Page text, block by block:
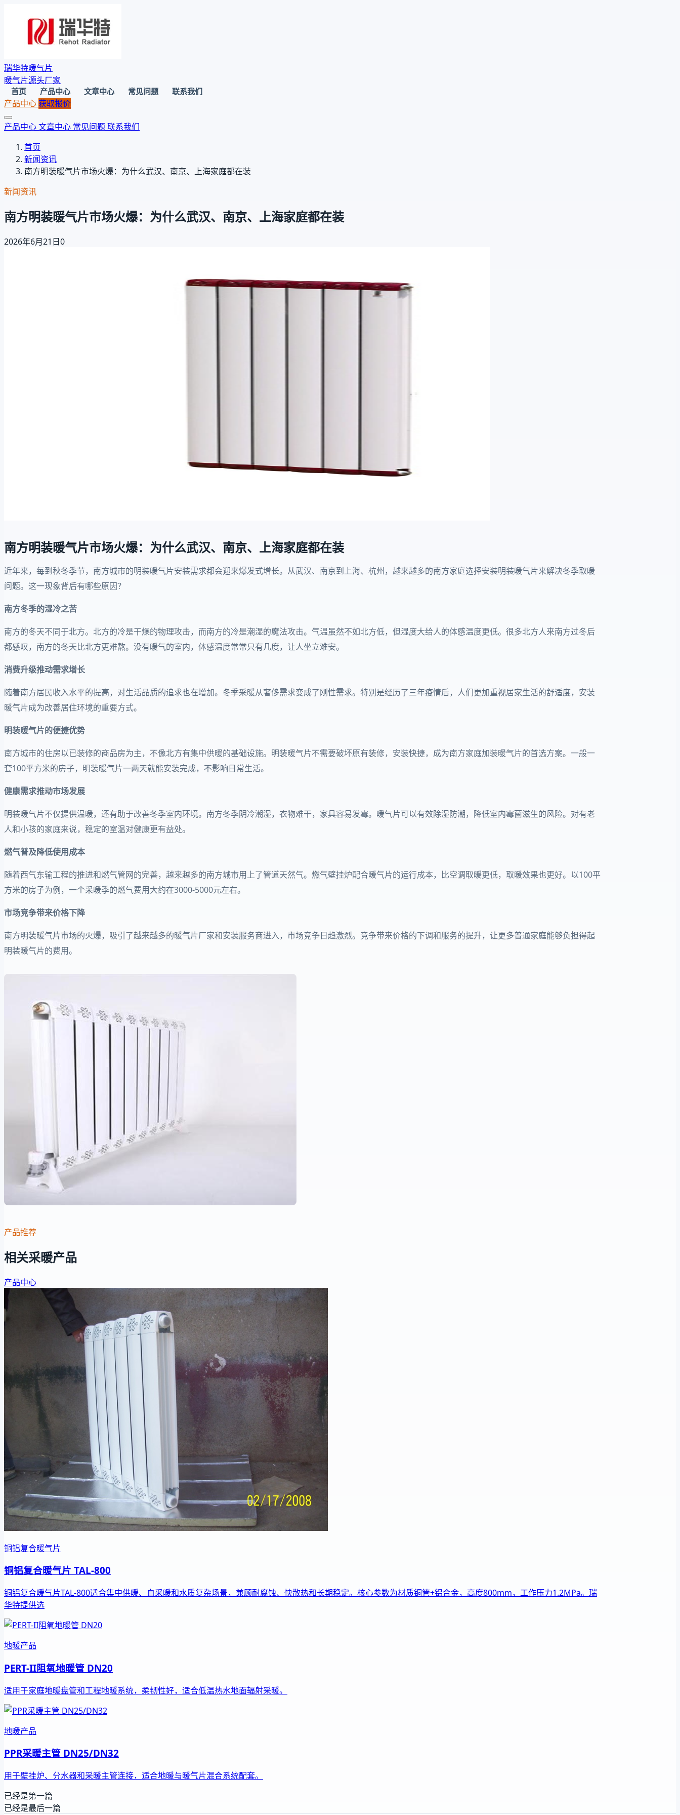
瑞华特暖气片
暖气片源头厂家
首页 产品中心 文章中心 常见问题 联系我们
产品中心获取报价
产品中心文章中心 常见问题联系我们
首页
新闻资讯
南方明装暖气片市场火爆：为什么武汉、南京、上海家庭都在装
新闻资讯
南方明装暖气片市场火爆：为什么武汉、南京、上海家庭都在装
2026年6月21日0
南方明装暖气片市场火爆：为什么武汉、南京、上海家庭都在装
近年来，每到秋冬季节，南方城市的明装暖气片安装需求都会迎来爆发式增长。从武汉、南京到上海、杭州，越来越多的南方家庭选择安装明装暖气片来解决冬季取暖
问题。这一现象背后有哪些原因？
南方冬季的湿冷之苦
南方的冬天不同于北方。北方的冷是干燥的物理攻击，而南方的冷是潮湿的魔法攻击。气温虽然不如北方低，但湿度大给人的体感温度更低。很多北方人来南方过冬后
都感叹，南方的冬天比北方更难熬。没有暖气的室内，体感温度常常只有几度，让人坐立难安。
消费升级推动需求增长
随着南方居民收入水平的提高，对生活品质的追求也在增加。冬季采暖从奢侈需求变成了刚性需求。特别是经历了三年疫情后，人们更加重视居家生活的舒适度，安装
暖气片成为改善居住环境的重要方式。
明装暖气片的便捷优势
南方城市的住房以已装修的商品房为主，不像北方有集中供暖的基础设施。明装暖气片不需要破坏原有装修，安装快捷，成为南方家庭加装暖气片的首选方案。一般一
套100平方米的房子，明装暖气片一两天就能安装完成，不影响日常生活。
健康需求推动市场发展
明装暖气片不仅提供温暖，还有助于改善冬季室内环境。南方冬季阴冷潮湿，衣物难干，家具容易发霉。暖气片可以有效除湿防潮，降低室内霉菌滋生的风险。对有老
人和小孩的家庭来说，稳定的室温对健康更有益处。
燃气普及降低使用成本
随着西气东输工程的推进和燃气管网的完善，越来越多的南方城市用上了管道天然气。燃气壁挂炉配合暖气片的运行成本，比空调取暖更低，取暖效果也更好。以100平
方米的房子为例，一个采暖季的燃气费用大约在3000-5000元左右。
市场竞争带来价格下降
南方明装暖气片市场的火爆，吸引了越来越多的暖气片厂家和安装服务商进入，市场竞争日趋激烈。竞争带来价格的下调和服务的提升，让更多普通家庭能够负担得起
明装暖气片的费用。
产品推荐
相关采暖产品
产品中心
铜铝复合暖气片
铜铝复合暖气片 TAL-800
铜铝复合暖气片TAL-800适合集中供暖、自采暖和水质复杂场景，兼顾耐腐蚀、快散热和长期稳定。核心参数为材质铜管+铝合金，高度800mm，工作压力1.2MPa。瑞
华特提供选
地暖产品
PERT-II阻氧地暖管 DN20
适用于家庭地暖盘管和工程地暖系统，柔韧性好，适合低温热水地面辐射采暖。
地暖产品
PPR采暖主管 DN25/DN32
用于壁挂炉、分水器和采暖主管连接，适合地暖与暖气片混合系统配套。
已经是第一篇
已经是最后一篇